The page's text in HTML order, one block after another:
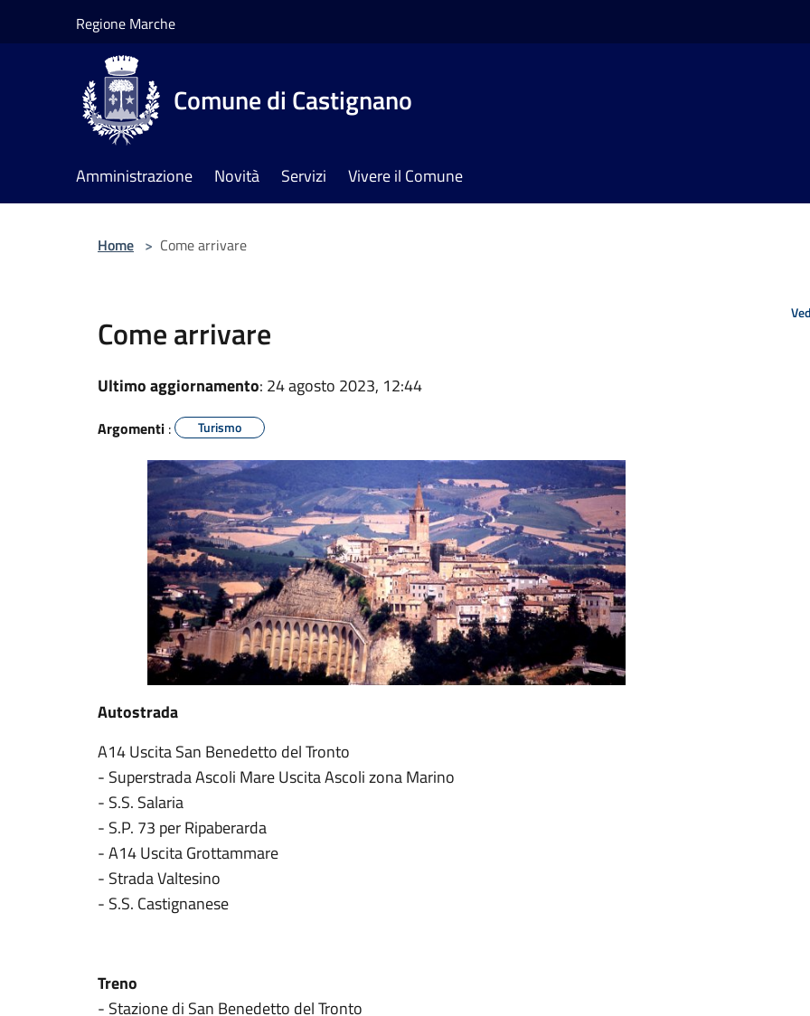
Regione Marche
Comune di Castignano
Amministrazione Novità Servizi Vivere il Comune
Home > Come arrivare
Come arrivare
Ultimo aggiornamento: 24 agosto 2023, 12:44
Argomenti : Turismo
Autostrada
A14 Uscita San Benedetto del Tronto
- Superstrada Ascoli Mare Uscita Ascoli zona Marino
- S.S. Salaria
- S.P. 73 per Ripaberarda
- A14 Uscita Grottammare
- Strada Valtesino
- S.S. Castignanese
Treno
- Stazione di San Benedetto del Tronto